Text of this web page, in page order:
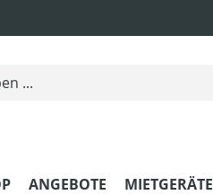
ANGEBOTE MIETGERÄTE